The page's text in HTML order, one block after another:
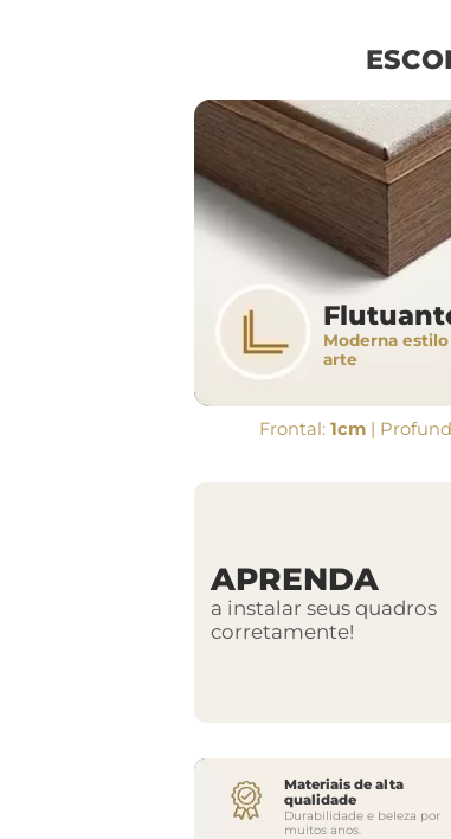
Moderna
arte
Frontal: 1cm|
APRENDA
a instalar seus quadros
corretamente!
Materiais de alta
qualidade
Durabilidade e beleza por
muitos anos.